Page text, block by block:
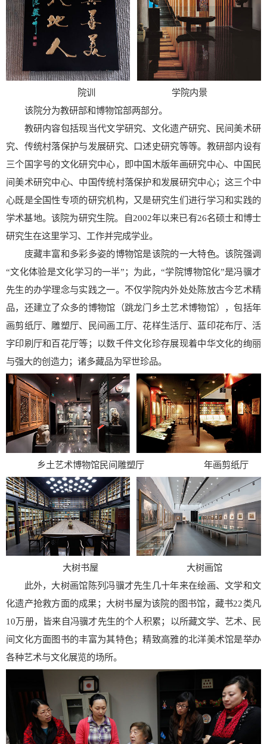
院训 学院内景
该院分为教研部和博物馆部两部分。
教研内容包括现当代文学研究、文化遗产研究、民间美术研
究、传统村落保护与发展研究、口述史研究等等。教研部内设有
三个国字号的文化研究中心，即中国木版年画研究中心、中国民
间美术研究中心、中国传统村落保护和发展研究中心；这三个中
心既是全国性专项的研究机构，又是研究生们进行学习和实践的
学术基地。该院为研究生院。自2002年以来已有26名硕士和博士
研究生在这里学习、工作并完成学业。
庋藏丰富和多彩多姿的博物馆是该院的一大特色。该院强调
“文化体验是文化学习的一半”；为此，“学院博物馆化”是冯骥才
先生的办学理念与实践之一。不仅学院内外处处陈放古今艺术精
品，还建立了众多的博物馆（跳龙门乡土艺术博物馆），包括年
画剪纸厅、雕塑厅、民间画工厅、花样生活厅、蓝印花布厅、活
字印刷厅和百花厅等；以数千件文化珍存展现着中华文化的绚丽
与强大的创造力；诸多藏品为罕世珍品。
乡土艺术博物馆民间雕塑厅 年画剪纸厅
大树书屋 大树画馆
此外，大树画馆陈列冯骥才先生几十年来在绘画、文学和文
化遗产抢救方面的成果；大树书屋为该院的图书馆，藏书22类凡
10万册，皆来自冯骥才先生的个人积累；以所藏文学、艺术、民
间文化方面图书的丰富为其特色；精致高雅的北洋美术馆是举办
各种艺术与文化展览的场所。